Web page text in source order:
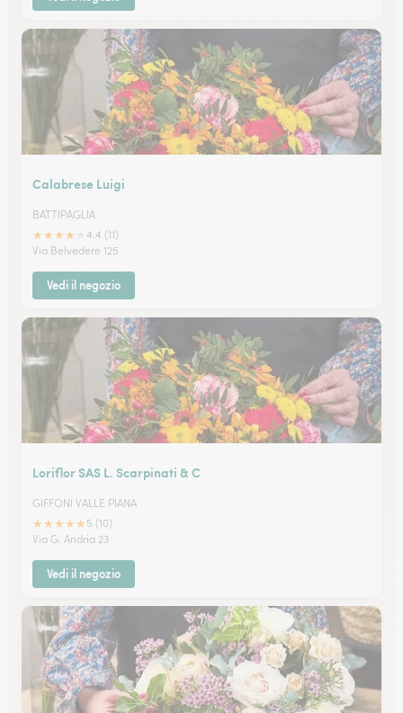
Calabrese Luigi
BATTIPAGLIA
★★★★
4.4 (11)
Via Belvedere 125
Vedi il negozio
Loriflor SAS L. Scarpinati & C
GIFFONI VALLE PIANA
★★★★★ 5 (10)
Via G. Andria 23
Vedi il negozio